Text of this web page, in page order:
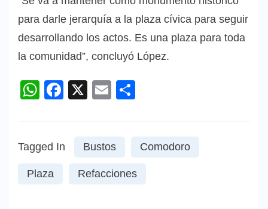
para darle jerarquía a la plaza cívica para seguir
desarrollando los actos. Es una plaza para toda
la comunidad”, concluyó López.
WhatsApp
Facebook
X Email
Tagged In Bustos Comodoro
Plaza Refacciones